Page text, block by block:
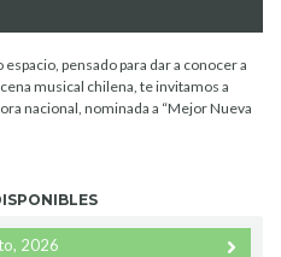
pensado para dar a conocer a
musical chilena, te invitamos a
nacional, nominada a “Mejor Nueva
2026